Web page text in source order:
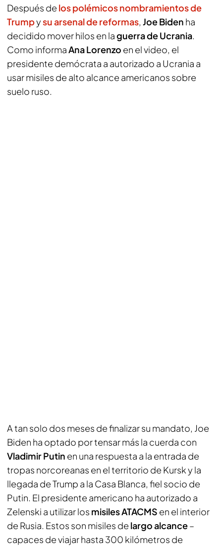
Después de los polémicos nombramientos de
Trumpysu arsenal de reformas, Joe Biden ha
decidido mover hilos en laguerra de Ucrania.
Como informaAna Lorenzo en el video, el
presidente demócrata a autorizado a Ucrania a
usar misiles de alto alcance americanos sobre
suelo ruso.
A tan solo dos meses de finalizar su mandato, Joe
Biden ha optado por tensar más la cuerda con
Vladimir Putin en una respuesta a la entrada de
tropas norcoreanas en el territorio de Kursk y la
llegada de Trump a la Casa Blanca, fiel socio de
Putin. El presidente americano ha autorizado a
Zelenski a utilizar los misiles ATACMS en el interior
de Rusia. Estos son misiles de largo alcance–
capaces de viajar hasta 300 kilómetros de